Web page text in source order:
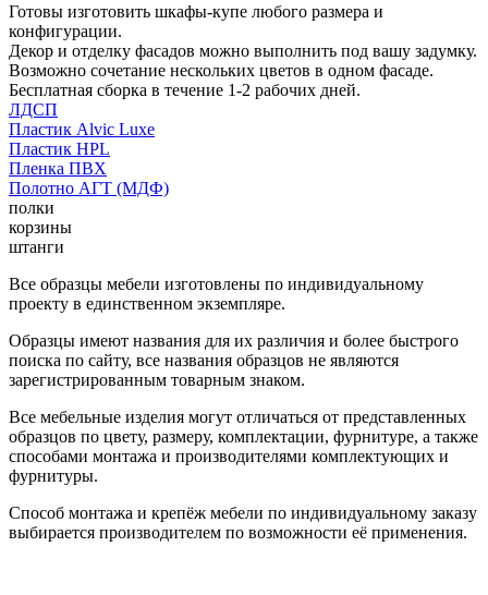
Готовы изготовить шкафы-купе любого размера и
конфигурации.
Декор и отделку фасадов можно выполнить под вашу задумку.
Возможно сочетание нескольких цветов в одном фасаде.
Бесплатная сборка в течение 1-2 рабочих дней.
ЛДСП
Пластик Alvic Luxe
Пластик HPL
Пленка ПВХ
Полотно АГТ (МДФ)
полки
корзины
штанги
Все образцы мебели изготовлены по индивидуальному
проекту в единственном экземпляре.
Образцы имеют названия для их различия и более быстрого
поиска по сайту, все названия образцов не являются
зарегистрированным товарным знаком.
Все мебельные изделия могут отличаться от представленных
образцов по цвету, размеру, комплектации, фурнитуре, а также
способами монтажа и производителями комплектующих и
фурнитуры.
Способ монтажа и крепёж мебели по индивидуальному заказу
выбирается производителем по возможности её применения.